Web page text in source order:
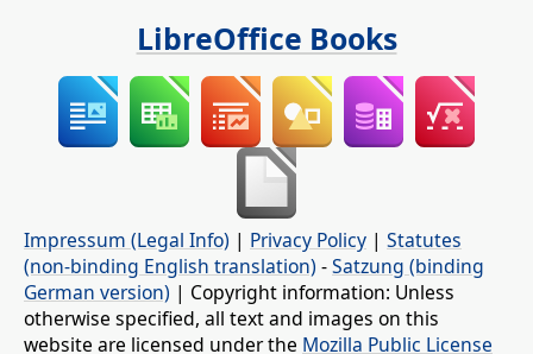
LibreOffice Books
Impressum (Legal Info) | Privacy Policy | Statutes
(non-binding English translation) -Satzung (binding
German version) | Copyright information: Unless
otherwise specified, all text and images on this
website are licensed under the Mozilla Public License